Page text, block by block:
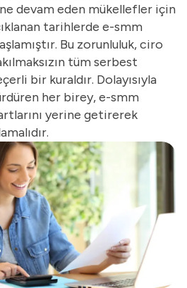
devam eden mükellefler için
tarihlerde e-smm
Bu zorunluluk, ciro
tüm serbest
bir kuraldır. Dolayısıyla
her birey, e-smm
yerine getirerek